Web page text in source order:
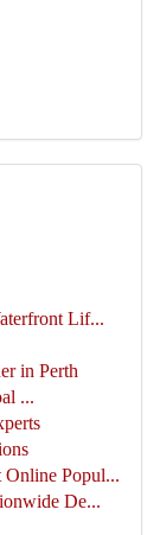
Lif...
in Perth
...
Popul...
De...